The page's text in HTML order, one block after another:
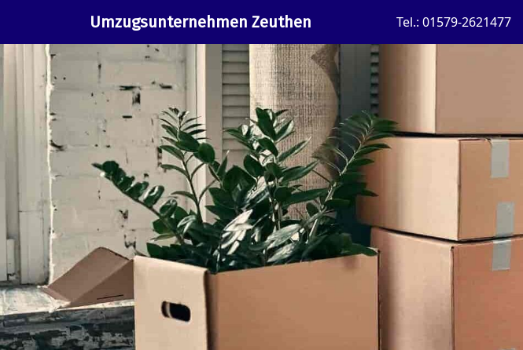
Umzugsunternehmen Zeuthen Tel.: 01579-2621477